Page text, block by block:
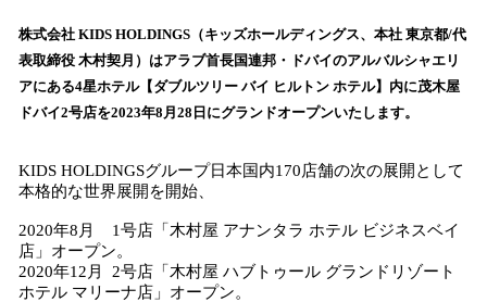
！
数
を
読
み
中
す
株式会社 KIDS HOLDINGS（キッズホールディングス、本社 東京都/代
表取締役 木村契月）はアラブ首長国連邦・ドバイのアルバルシャエリ
アにある4星ホテル【ダブルツリー バイ ヒルトン ホテル】内に茂木屋
ドバイ2号店を2023年8月28日にグランドオープンいたします。
KIDS HOLDINGSグループ日本国内170店舗の次の展開として
本格的な世界展開を開始、
2020年8月 1号店「木村屋 アナンタラ ホテル ビジネスベイ
店」オープン。
2020年12月 2号店「木村屋 ハブトゥール グランドリゾート
ホテル マリーナ店」オープン。